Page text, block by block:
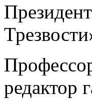
редактор